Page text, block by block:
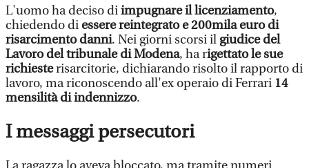
L'uomo ha deciso diimpugnare il licenziamento,
chiedendo di essere reintegrato e 200mila euro di
risarcimento danni. Nei giorni scorsi ilgiudice del
Lavoro del tribunale di Modena, ha rigettato le sue
richiesterisarcitorie, dichiarando risolto il rapporto di
lavoro, ma riconoscendo all'ex operaio di Ferrari 14
mensilità di indennizzo.
I messaggi persecutori